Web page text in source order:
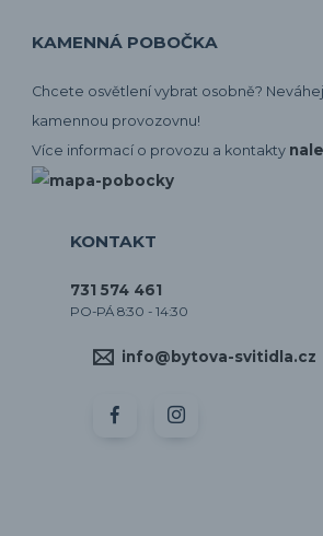
KAMENNÁ POBOČKA
Chcete osvětlení vybrat osobně?
kamennou provozovnu!
Více informací o provozu a kontakty
KONTAKT
731 574 461
PO-PÁ 8:30 - 14:30
info@bytova-svitidla.cz